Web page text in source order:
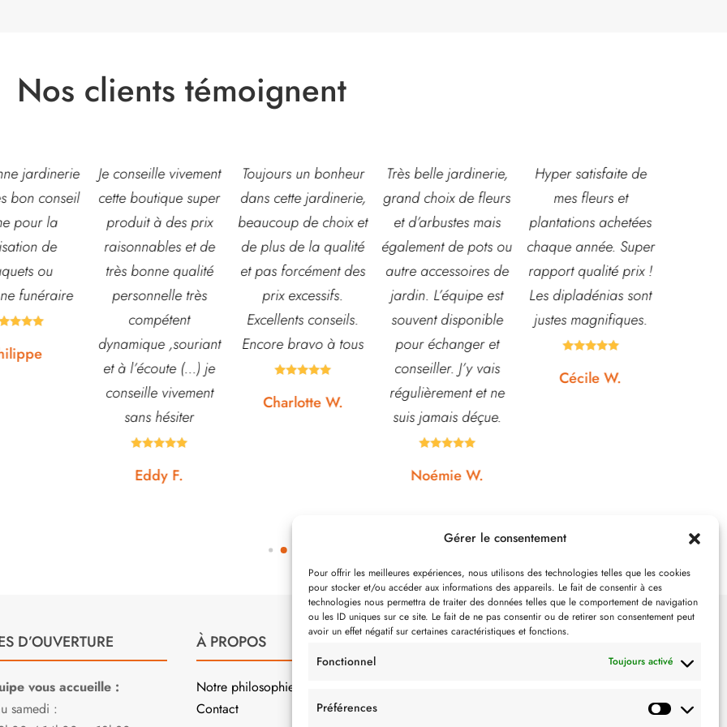
Gérer le consentement
Pour offrir les meilleures expériences, nous utilisons des technologies telles que les cookies
pour stocker et/ou accéder aux informations des appareils. Le fait de consentir à ces
technologies nous permettra de traiter des données telles que le comportement de navigation
ou les ID uniques sur ce site. Le fait de ne pas consentir ou de retirer son consentement peut
avoir un effet négatif sur certaines caractéristiques et fonctions.
Fonctionnel Toujours activé
Préférences
Nos clients témoignent
vivement
super
à des prix
et de
qualité
très
,souriant
(...) je
Toujours un bonheur
dans cette jardinerie,
beaucoup de choix et
de plus de la qualité
et pas forcément des
prix excessifs.
Excellents conseils.
Encore bravo à tous

Charlotte W.
Très belle jardinerie,
grand choix de fleurs
et d’arbustes mais
également de pots ou
autre accessoires de
jardin. L’équipe est
souvent disponible
pour échanger et
conseiller. J’y vais
régulièrement et ne
Hyper satisfaite de
mes fleurs et
plantations achetées
chaque année. Super
rapport qualité prix !
Les dipladénias sont
justes magnifiques.

Cécile W.
Composition
magnifique pour le
baptême et le
mariage!
Bouquet mariée,
centre de table et
Bouquet table
d'honneur.
Rapport qualité-prix,
D’OUVERTURE
vous accueille :
samedi :
À PROPOS
Notre philosophie
Contact
SUIVEZ-NOUS